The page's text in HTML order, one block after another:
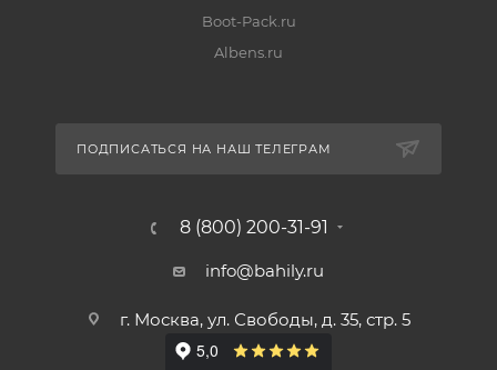
Boot-Pack.ru
Albens.ru
ПОДПИСАТЬСЯ НА НАШ ТЕЛЕГРАМ
8 (800) 200-31-91
info@bahily.ru
г. Москва, ул. Свободы, д. 35, стр. 5